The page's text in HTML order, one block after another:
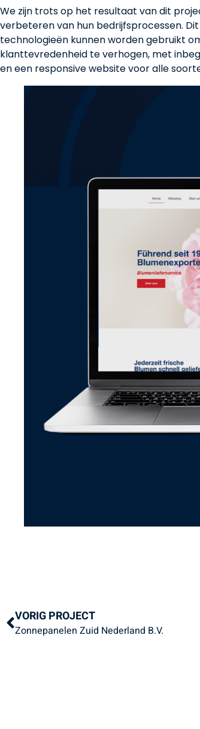
We zijn trots op het resultaat van dit
verbeteren van hun bedrijfsprocessen.
technologieën kunnen worden gebruikt
klanttevredenheid te verhogen, met
en een responsive website voor alle
VORIG PROJECT
Zonnepanelen Zuid Nederland B.V.